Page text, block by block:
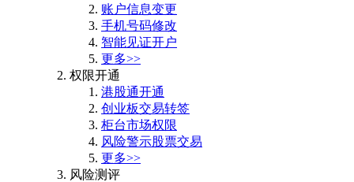
账户信息变更
手机号码修改
智能见证开户
更多>>
权限开通
港股通开通
创业板交易转签
柜台市场权限
风险警示股票交易
更多>>
风险测评